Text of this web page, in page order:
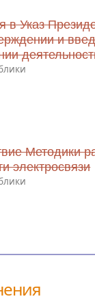
Указ
и
Методики
электросвязи